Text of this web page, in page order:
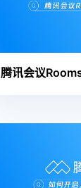
腾讯会议